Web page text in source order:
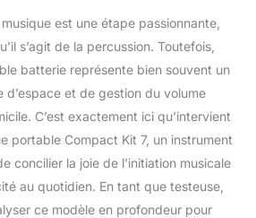
est une étape passionnante,
s’agit de la percussion. Toutefois,
batterie représente bien souvent un
d’espace et de gestion du volume
C’est exactement ici qu’intervient
portable Compact Kit 7, un instrument
concilier la joie de l’initiation musicale
au quotidien. En tant que testeuse,
ce modèle en profondeur pour